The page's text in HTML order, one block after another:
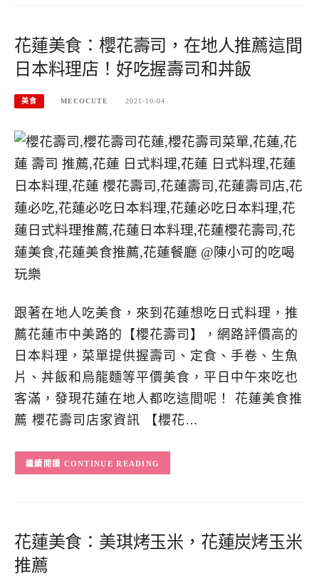
花蓮美食：櫻花壽司，在地人推薦這間
日本料理店！好吃握壽司和丼飯
美食 MECOCUTE 2021-10-04
跟著在地人吃美食，來到花蓮想吃日式料理，推
薦花蓮市中美路的【櫻花壽司】，網路評價高的
日本料理，菜單提供握壽司、定食、手卷、生魚
片、丼飯和烏龍麵等平價美食，平日中午來吃也
客滿，發現花蓮在地人都吃這間呢！ 花蓮美食推
薦 櫻花壽司店家資訊 【櫻花…
CONTINUE READING
花蓮美食：美琪烤玉米，花蓮炭烤玉米
推薦